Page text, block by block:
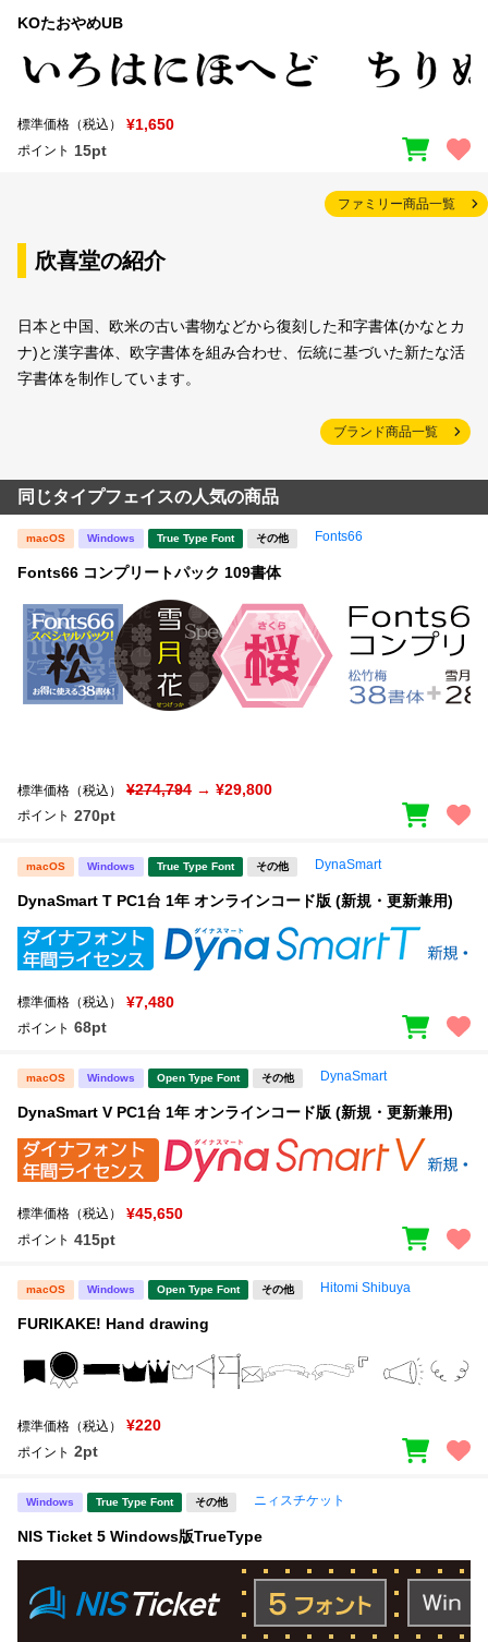
KOたおやめUB
標準価格（税込） ¥1,650
ポイント 15pt
ファミリー商品一覧
欣喜堂の紹介
日本と中国、欧米の古い書物などから復刻した和字書体(かなとカ
ナ)と漢字書体、欧字書体を組み合わせ、伝統に基づいた新たな活
字書体を制作しています。
ブランド商品一覧
同じタイプフェイスの人気の商品
macOS Windows True Type Font その他 Fonts66
Fonts66 コンプリートパック 109書体
標準価格（税込） ¥274,794 → ¥29,800
ポイント 270pt
macOS Windows True Type Font その他 DynaSmart
DynaSmart T PC1台 1年 オンラインコード版 (新規・更新兼用)
標準価格（税込） ¥7,480
ポイント 68pt
macOS Windows Open Type Font その他 DynaSmart
DynaSmart V PC1台 1年 オンラインコード版 (新規・更新兼用)
標準価格（税込） ¥45,650
ポイント 415pt
macOS Windows Open Type Font その他 Hitomi Shibuya
FURIKAKE! Hand drawing
標準価格（税込） ¥220
ポイント 2pt
Windows True Type Font その他 ニィスチケット
NIS Ticket 5 Windows版TrueType